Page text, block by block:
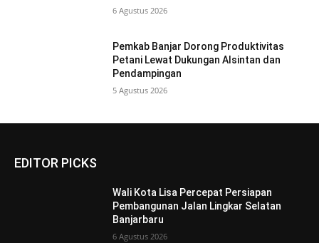
6 Agustus 2026
Pemkab Banjar Dorong Produktivitas
Petani Lewat Dukungan Alsintan dan
Pendampingan
5 Agustus 2026
EDITOR PICKS
Wali Kota Lisa Percepat Persiapan
Pembangunan Jalan Lingkar Selatan
Banjarbaru
6 Agustus 2026